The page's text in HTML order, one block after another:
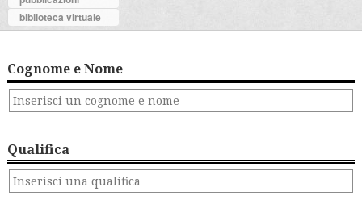
biblioteca virtuale
Cognome e Nome
Qualifica